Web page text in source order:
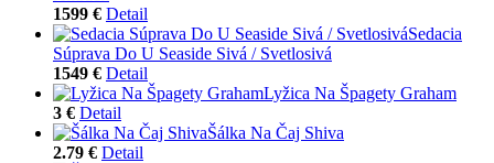
1599 € Detail
Sedacia
Súprava Do U Seaside Sivá / Svetlosivá
1549 € Detail
Lyžica Na Špagety Graham
3 € Detail
Šálka Na Čaj Shiva
2.79 € Detail